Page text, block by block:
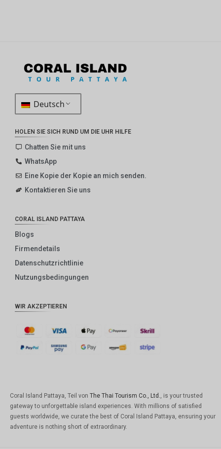
Deutsch
HOLEN SIE SICH RUND UM DIE UHR HILFE
Chatten Sie mit uns
WhatsApp
Eine Kopie der Kopie an mich senden.
Kontaktieren Sie uns
CORAL ISLAND PATTAYA
Blogs
Firmendetails
Datenschutzrichtlinie
Nutzungsbedingungen
WIR AKZEPTIEREN
Coral Island Pattaya, Teil von The Thai Tourism Co., Ltd., is your trusted
gateway to unforgettable island experiences. With millions of satisfied
guests worldwide, we curate the best of Coral Island Pattaya, ensuring your
adventure is nothing short of extraordinary.